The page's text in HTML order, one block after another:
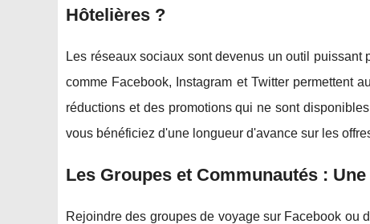
Hôtelières ?
Les réseaux sociaux sont devenus un outil
comme Facebook, Instagram et Twitter permettent
réductions et des promotions qui ne sont
vous bénéficiez d'une longueur d'avance sur les
Les Groupes et Communautés :
Rejoindre des groupes de voyage sur Facebook ou